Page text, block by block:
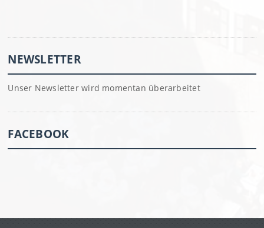
NEWSLETTER
Unser Newsletter wird momentan überarbeitet
FACEBOOK